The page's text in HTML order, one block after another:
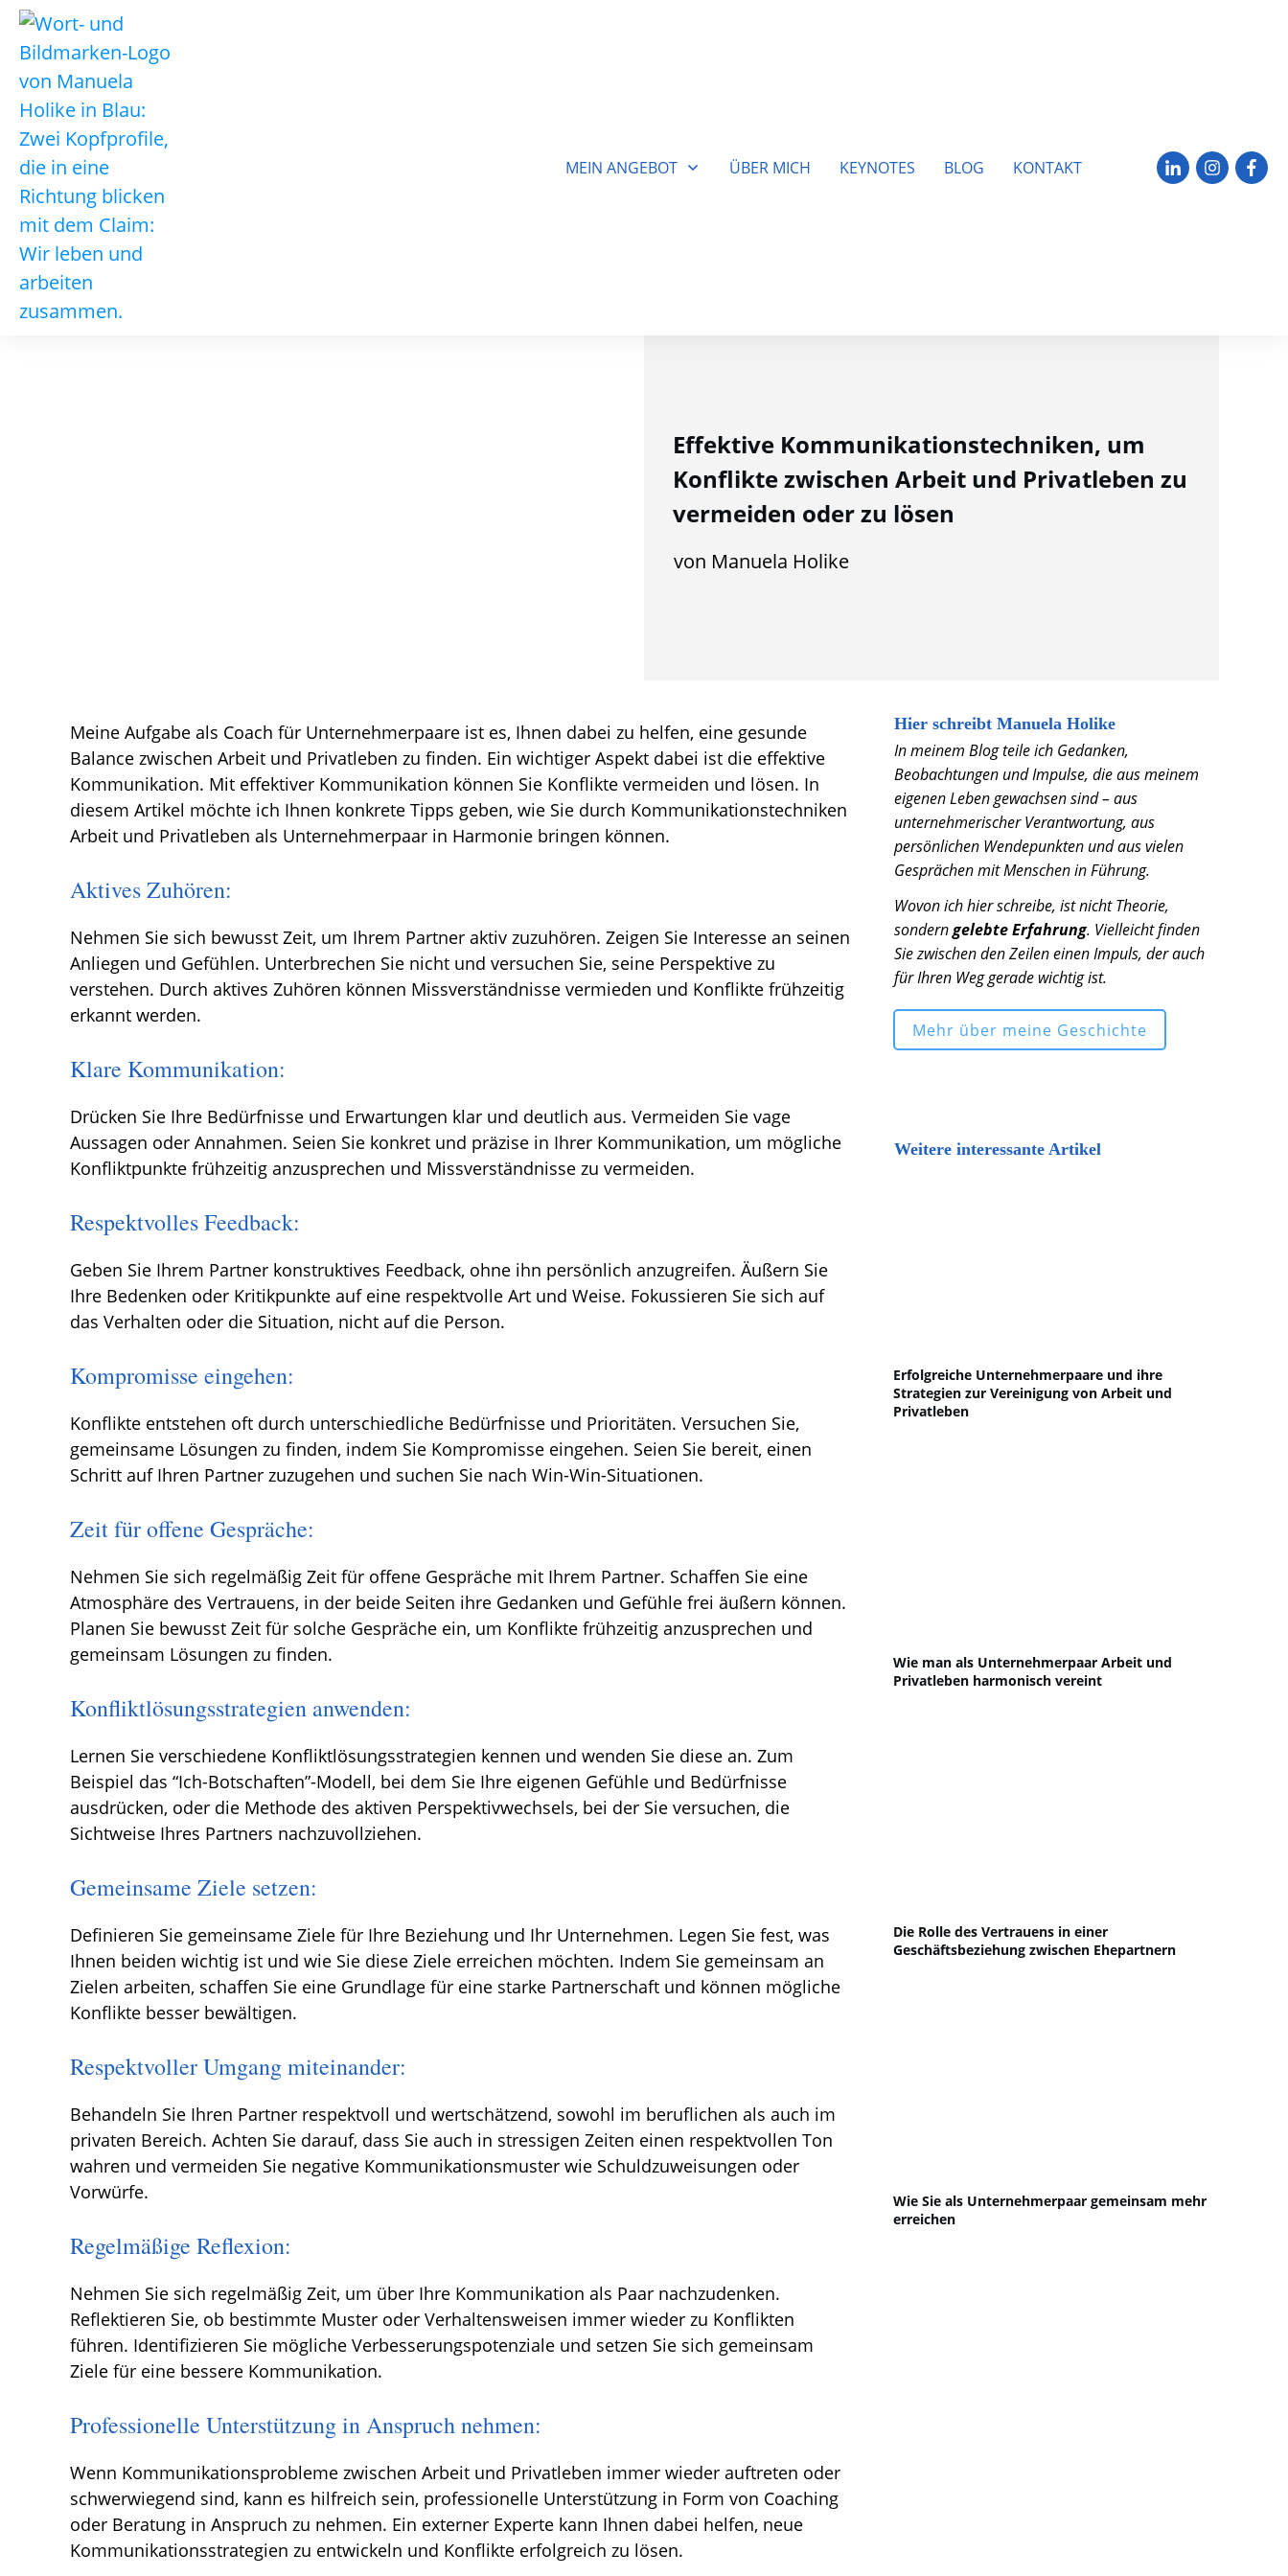
MEIN ANGEBOT ÜBER MICH KEYNOTES BLOG KONTAKT
Effektive Kommunikationstechniken, um
Konflikte zwischen Arbeit und Privatleben zu
vermeiden oder zu lösen
von Manuela Holike
Meine Aufgabe als Coach für Unternehmerpaare ist es, Ihnen dabei zu helfen, eine gesunde
Balance zwischen Arbeit und Privatleben zu finden. Ein wichtiger Aspekt dabei ist die effektive
Kommunikation. Mit effektiver Kommunikation können Sie Konflikte vermeiden und lösen. In
diesem Artikel möchte ich Ihnen konkrete Tipps geben, wie Sie durch Kommunikationstechniken
Arbeit und Privatleben als Unternehmerpaar in Harmonie bringen können.
Aktives Zuhören:
Nehmen Sie sich bewusst Zeit, um Ihrem Partner aktiv zuzuhören. Zeigen Sie Interesse an seinen
Anliegen und Gefühlen. Unterbrechen Sie nicht und versuchen Sie, seine Perspektive zu
verstehen. Durch aktives Zuhören können Missverständnisse vermieden und Konflikte frühzeitig
erkannt werden.
Klare Kommunikation:
Drücken Sie Ihre Bedürfnisse und Erwartungen klar und deutlich aus. Vermeiden Sie vage
Aussagen oder Annahmen. Seien Sie konkret und präzise in Ihrer Kommunikation, um mögliche
Konfliktpunkte frühzeitig anzusprechen und Missverständnisse zu vermeiden.
Respektvolles Feedback:
Geben Sie Ihrem Partner konstruktives Feedback, ohne ihn persönlich anzugreifen. Äußern Sie
Ihre Bedenken oder Kritikpunkte auf eine respektvolle Art und Weise. Fokussieren Sie sich auf
das Verhalten oder die Situation, nicht auf die Person.
Kompromisse eingehen:
Konflikte entstehen oft durch unterschiedliche Bedürfnisse und Prioritäten. Versuchen Sie,
gemeinsame Lösungen zu finden, indem Sie Kompromisse eingehen. Seien Sie bereit, einen
Schritt auf Ihren Partner zuzugehen und suchen Sie nach Win-Win-Situationen.
Zeit für offene Gespräche:
Nehmen Sie sich regelmäßig Zeit für offene Gespräche mit Ihrem Partner. Schaffen Sie eine
Atmosphäre des Vertrauens, in der beide Seiten ihre Gedanken und Gefühle frei äußern können.
Planen Sie bewusst Zeit für solche Gespräche ein, um Konflikte frühzeitig anzusprechen und
gemeinsam Lösungen zu finden.
Konfliktlösungsstrategien anwenden:
Lernen Sie verschiedene Konfliktlösungsstrategien kennen und wenden Sie diese an. Zum
Beispiel das “Ich-Botschaften”-Modell, bei dem Sie Ihre eigenen Gefühle und Bedürfnisse
ausdrücken, oder die Methode des aktiven Perspektivwechsels, bei der Sie versuchen, die
Sichtweise Ihres Partners nachzuvollziehen.
Gemeinsame Ziele setzen:
Definieren Sie gemeinsame Ziele für Ihre Beziehung und Ihr Unternehmen. Legen Sie fest, was
Ihnen beiden wichtig ist und wie Sie diese Ziele erreichen möchten. Indem Sie gemeinsam an
Zielen arbeiten, schaffen Sie eine Grundlage für eine starke Partnerschaft und können mögliche
Konflikte besser bewältigen.
Respektvoller Umgang miteinander:
Behandeln Sie Ihren Partner respektvoll und wertschätzend, sowohl im beruflichen als auch im
privaten Bereich. Achten Sie darauf, dass Sie auch in stressigen Zeiten einen respektvollen Ton
wahren und vermeiden Sie negative Kommunikationsmuster wie Schuldzuweisungen oder
Vorwürfe.
Regelmäßige Reflexion:
Nehmen Sie sich regelmäßig Zeit, um über Ihre Kommunikation als Paar nachzudenken.
Reflektieren Sie, ob bestimmte Muster oder Verhaltensweisen immer wieder zu Konflikten
führen. Identifizieren Sie mögliche Verbesserungspotenziale und setzen Sie sich gemeinsam
Ziele für eine bessere Kommunikation.
Professionelle Unterstützung in Anspruch nehmen:
Wenn Kommunikationsprobleme zwischen Arbeit und Privatleben immer wieder auftreten oder
schwerwiegend sind, kann es hilfreich sein, professionelle Unterstützung in Form von Coaching
oder Beratung in Anspruch zu nehmen. Ein externer Experte kann Ihnen dabei helfen, neue
Kommunikationsstrategien zu entwickeln und Konflikte erfolgreich zu lösen.
Hier schreibt Manuela Holike
In meinem Blog teile ich Gedanken,
Beobachtungen und Impulse, die aus meinem
eigenen Leben gewachsen sind – aus
unternehmerischer Verantwortung, aus
persönlichen Wendepunkten und aus vielen
Gesprächen mit Menschen in Führung.
Wovon ich hier schreibe, ist nicht Theorie,
sonderngelebte Erfahrung. Vielleicht finden
Sie zwischen den Zeilen einen Impuls, der auch
für Ihren Weg gerade wichtig ist.
Mehr über meine Geschichte
Weitere interessante Artikel
Erfolgreiche Unternehmerpaare und ihre
Strategien zur Vereinigung von Arbeit und
Privatleben
Wie man als Unternehmerpaar Arbeit und
Privatleben harmonisch vereint
Die Rolle des Vertrauens in einer
Geschäftsbeziehung zwischen Ehepartnern
Wie Sie als Unternehmerpaar gemeinsam mehr
erreichen